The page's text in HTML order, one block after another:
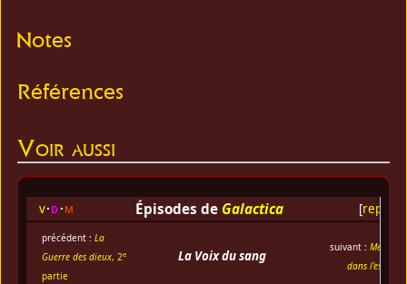
Notes
Références
Voir aussi
[replier
v d m Épisodes de Galactica
précédent : La
Guerre des dieux, 2e
partie
La Voix du sang
suivant : Meurtre
dans l'espace